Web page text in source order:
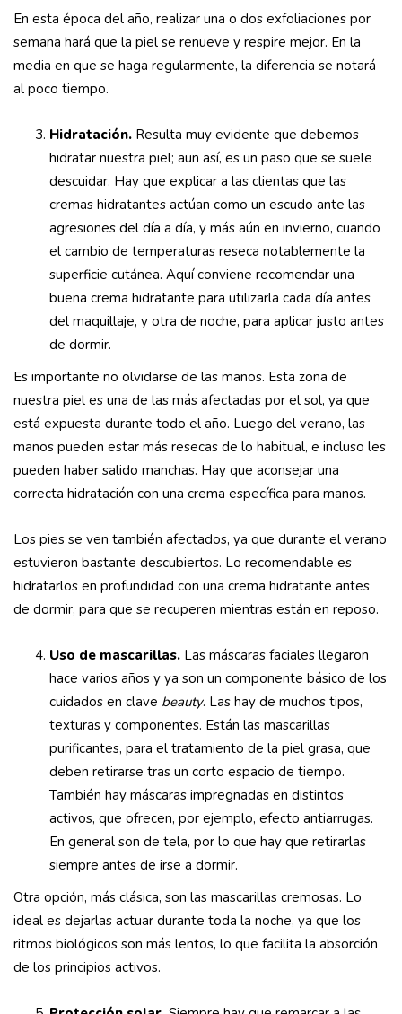
En esta época del año, realizar una o dos exfoliaciones por
semana hará que la piel se renueve y respire mejor. En la
media en que se haga regularmente, la diferencia se notará
al poco tiempo.
Hidratación. Resulta muy evidente que debemos
hidratar nuestra piel; aun así, es un paso que se suele
descuidar. Hay que explicar a las clientas que las
cremas hidratantes actúan como un escudo ante las
agresiones del día a día, y más aún en invierno, cuando
el cambio de temperaturas reseca notablemente la
superficie cutánea. Aquí conviene recomendar una
buena crema hidratante para utilizarla cada día antes
del maquillaje, y otra de noche, para aplicar justo antes
de dormir.
Es importante no olvidarse de las manos. Esta zona de
nuestra piel es una de las más afectadas por el sol, ya que
está expuesta durante todo el año. Luego del verano, las
manos pueden estar más resecas de lo habitual, e incluso les
pueden haber salido manchas. Hay que aconsejar una
correcta hidratación con una crema específica para manos.
Los pies se ven también afectados, ya que durante el verano
estuvieron bastante descubiertos. Lo recomendable es
hidratarlos en profundidad con una crema hidratante antes
de dormir, para que se recuperen mientras están en reposo.
Uso de mascarillas. Las máscaras faciales llegaron
hace varios años y ya son un componente básico de los
cuidados en clave beauty. Las hay de muchos tipos,
texturas y componentes. Están las mascarillas
purificantes, para el tratamiento de la piel grasa, que
deben retirarse tras un corto espacio de tiempo.
También hay máscaras impregnadas en distintos
activos, que ofrecen, por ejemplo, efecto antiarrugas.
En general son de tela, por lo que hay que retirarlas
siempre antes de irse a dormir.
Otra opción, más clásica, son las mascarillas cremosas. Lo
ideal es dejarlas actuar durante toda la noche, ya que los
ritmos biológicos son más lentos, lo que facilita la absorción
de los principios activos.